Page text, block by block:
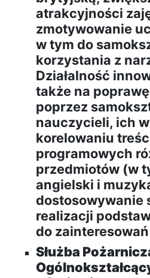
atrakcyjności
zmotywowanie
w tym do
korzystania z
Działalność
także na
poprzez
nauczycieli, ich
korelowaniu
programowych
przedmiotów (w
angielski i
dostosowywanie
realizacji
do
Służba